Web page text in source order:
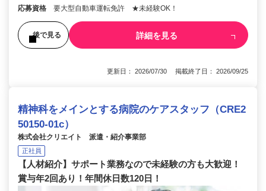
応募資格 要大型自動車運転免許 ★未経験OK！
後で見る 詳細を見る
更新日： 2026/07/30 掲載終了日： 2026/09/25
精神科をメインとする病院のケアスタッフ（CRE2
50150-01c）
株式会社クリエイト 派遣・紹介事業部
正社員
【人材紹介】サポート業務なので未経験の方も大歓迎！
賞与年2回あり！年間休日数120日！